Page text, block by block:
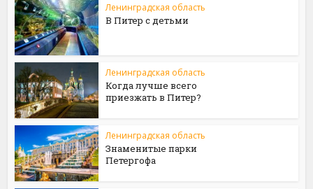
Ленинградская область
В Питер с детьми
Ленинградская область
Когда лучше всего
приезжать в Питер?
Ленинградская область
Знаменитые парки
Петергофа